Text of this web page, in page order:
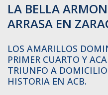
LA BELLA
ARRASA EN
LOS AMARILLOS
PRIMER CUARTO Y
TRIUNFO A
HISTORIA EN ACB.